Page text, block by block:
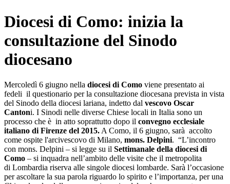
Diocesi di Como: inizia la
consultazione del Sinodo
diocesano
Mercoledì 6 giugno nella diocesi di Como viene presentato ai
fedeli il questionario per la consultazione diocesana prevista in vista
del Sinodo della diocesi lariana, indetto dal vescovo Oscar
Cantoni. I Sinodi nelle diverse Chiese locali in Italia sono un
processo che è in atto soprattutto dopo il convegno ecclesiale
italiano di Firenze del 2015. A Como, il 6 giugno, sarà accolto
come ospite l'arcivescovo di Milano, mons. Delpini. “L’incontro
con mons. Delpini – si legge su il Settimanale della diocesi di
Como – si inquadra nell’ambito delle visite che il metropolita
di Lombardia riserva alle singole diocesi lombarde. Sarà l’occasione
per ascoltare la sua parola riguardo lo spirito e l’importanza, per una